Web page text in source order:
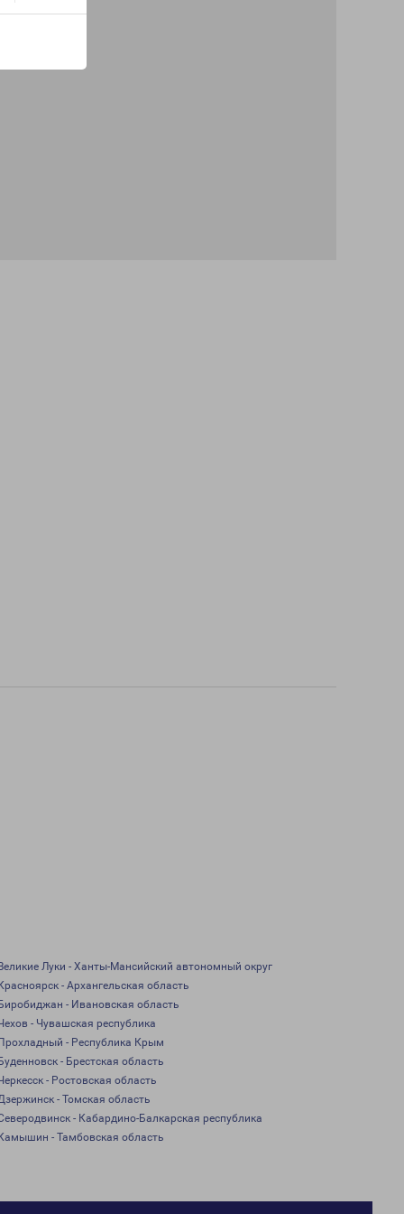
Луки - Ханты-Мансийский автономный округ
- Архангельская область
- Ивановская область
- Чувашская республика
- Республика Крым
- Брестская область
- Ростовская область
- Томская область
- Кабардино-Балкарская республика
- Тамбовская область